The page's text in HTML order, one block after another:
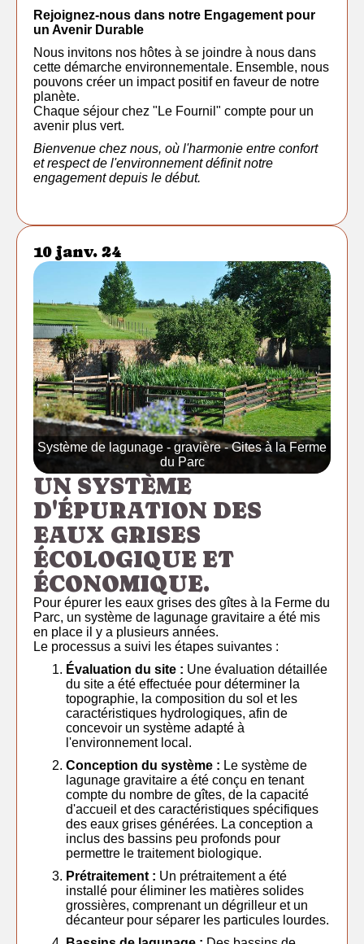
Rejoignez-nous dans notre Engagement pour
un Avenir Durable
Nous invitons nos hôtes à se joindre à nous dans
cette démarche environnementale. Ensemble, nous
pouvons créer un impact positif en faveur de notre
planète.
Chaque séjour chez "Le Fournil" compte pour un
avenir plus vert.
Bienvenue chez nous, où l'harmonie entre confort
et respect de l'environnement définit notre
engagement depuis le début.
10 janv. 24
Système de lagunage - gravière - Gites à la Ferme
du Parc
UN SYSTÈME
D'ÉPURATION DES
EAUX GRISES
ÉCOLOGIQUE ET
ÉCONOMIQUE.
Pour épurer les eaux grises des gîtes à la Ferme du
Parc, un système de lagunage gravitaire a été mis
en place il y a plusieurs années.
Le processus a suivi les étapes suivantes :
Évaluation du site : Une évaluation détaillée
du site a été effectuée pour déterminer la
topographie, la composition du sol et les
caractéristiques hydrologiques, afin de
concevoir un système adapté à
l'environnement local.
Conception du système : Le système de
lagunage gravitaire a été conçu en tenant
compte du nombre de gîtes, de la capacité
d'accueil et des caractéristiques spécifiques
des eaux grises générées. La conception a
inclus des bassins peu profonds pour
permettre le traitement biologique.
Prétraitement : Un prétraitement a été
installé pour éliminer les matières solides
grossières, comprenant un dégrilleur et un
décanteur pour séparer les particules lourdes.